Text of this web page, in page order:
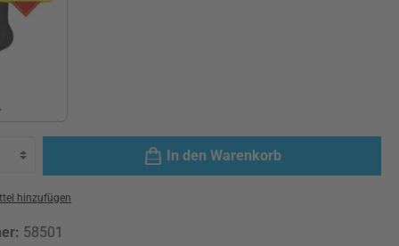
In den Warenkorb
hinzufügen
58501